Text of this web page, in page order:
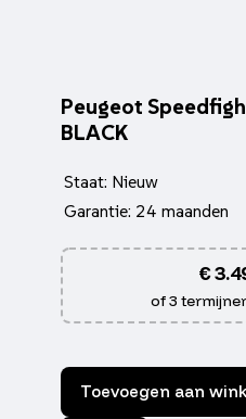
Peugeot
BLACK
Staat: Nieuw
Garantie: 24 maanden
€
of 3
Toevoegen aan